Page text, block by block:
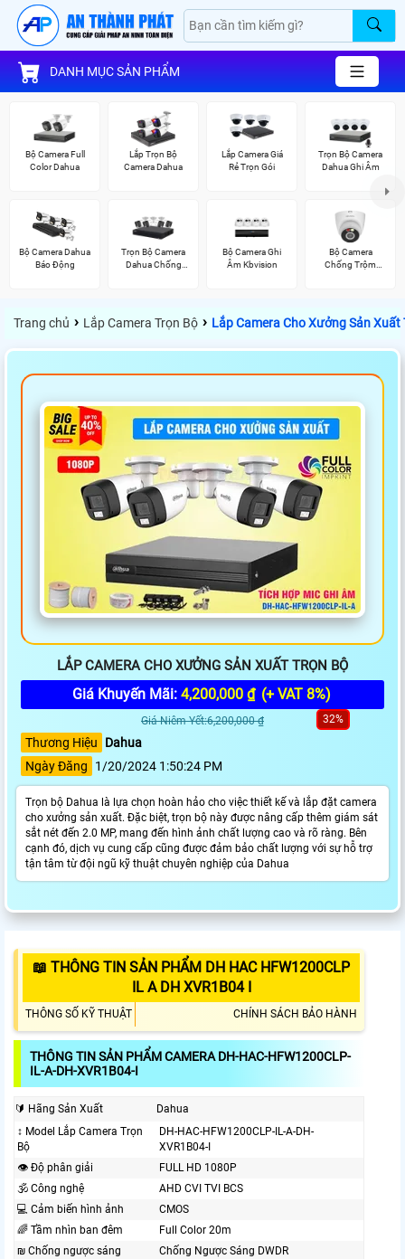
DANH MỤC SẢN PHẨM
Bộ Camera Full
Color Dahua
Lắp Trọn Bộ
Camera Dahua
Lắp Camera Giá
Rẻ Trọn Gói
Trọn Bộ Camera
Dahua Ghi Âm
Bộ Camera Dahua
Báo Động
Trọn Bộ Camera
Dahua Chống
Bộ Camera Ghi
Âm Kbvision
Bộ Camera
Chống Trộm
Trang chủ › Lắp Camera Trọn Bộ › Lắp Camera Cho Xưởng Sản Xuất
LẮP CAMERA CHO XƯỞNG SẢN XUẤT TRỌN BỘ
Giá Khuyến Mãi: 4,200,000 ₫ (+ VAT 8%)
Giá Niêm Yết:6,200,000 ₫ 32%
Thương Hiệu
Dahua
Ngày Đăng
1/20/2024 1:50:24 PM
Trọn bộ Dahua là lựa chọn hoàn hảo cho việc thiết kế và lắp đặt camera
cho xưởng sản xuất. Đặc biệt, trọn bộ này được nâng cấp thêm giám sát
sắt nét đến 2.0 MP, mang đến hình ảnh chất lượng cao và rõ ràng. Bên
cạnh đó, dịch vụ cung cấp cũng được đảm bảo chất lượng với sự hỗ trợ
tận tâm từ đội ngũ kỹ thuật chuyên nghiệp của Dahua
📖 THÔNG TIN SẢN PHẨM DH HAC HFW1200CLP
IL A DH XVR1B04 I
THÔNG SỐ KỸ THUẬT CHÍNH SÁCH BẢO HÀNH
THÔNG TIN SẢN PHẨM CAMERA DH-HAC-HFW1200CLP-
IL-A-DH-XVR1B04-I
🔰 Hãng Sản Xuất
Dahua
↕️ Model Lắp Camera Trọn
Bộ
DH-HAC-HFW1200CLP-IL-A-DH-
XVR1B04-I
👁 Độ phân giải
FULL HD 1080P
🕉️ Công nghệ
AHD CVI TVI BCS
💻 Cảm biến hình ảnh
CMOS
🌈 Tầm nhìn ban đêm
Full Color 20m
₪ Chống ngược sáng
Chống Ngược Sáng DWDR